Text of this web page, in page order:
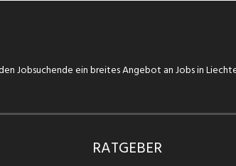
Jobsuchende ein breites Angebot an Jobs in
RATGEBER